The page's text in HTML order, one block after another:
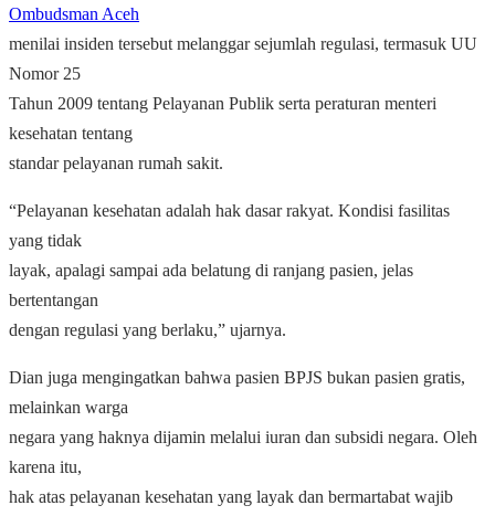
Ombudsman Aceh
menilai insiden tersebut melanggar sejumlah regulasi, termasuk UU
Nomor 25
Tahun 2009 tentang Pelayanan Publik serta peraturan menteri
kesehatan tentang
standar pelayanan rumah sakit.
“Pelayanan kesehatan adalah hak dasar rakyat. Kondisi fasilitas
yang tidak
layak, apalagi sampai ada belatung di ranjang pasien, jelas
bertentangan
dengan regulasi yang berlaku,” ujarnya.
Dian juga mengingatkan bahwa pasien BPJS bukan pasien gratis,
melainkan warga
negara yang haknya dijamin melalui iuran dan subsidi negara. Oleh
karena itu,
hak atas pelayanan kesehatan yang layak dan bermartabat wajib